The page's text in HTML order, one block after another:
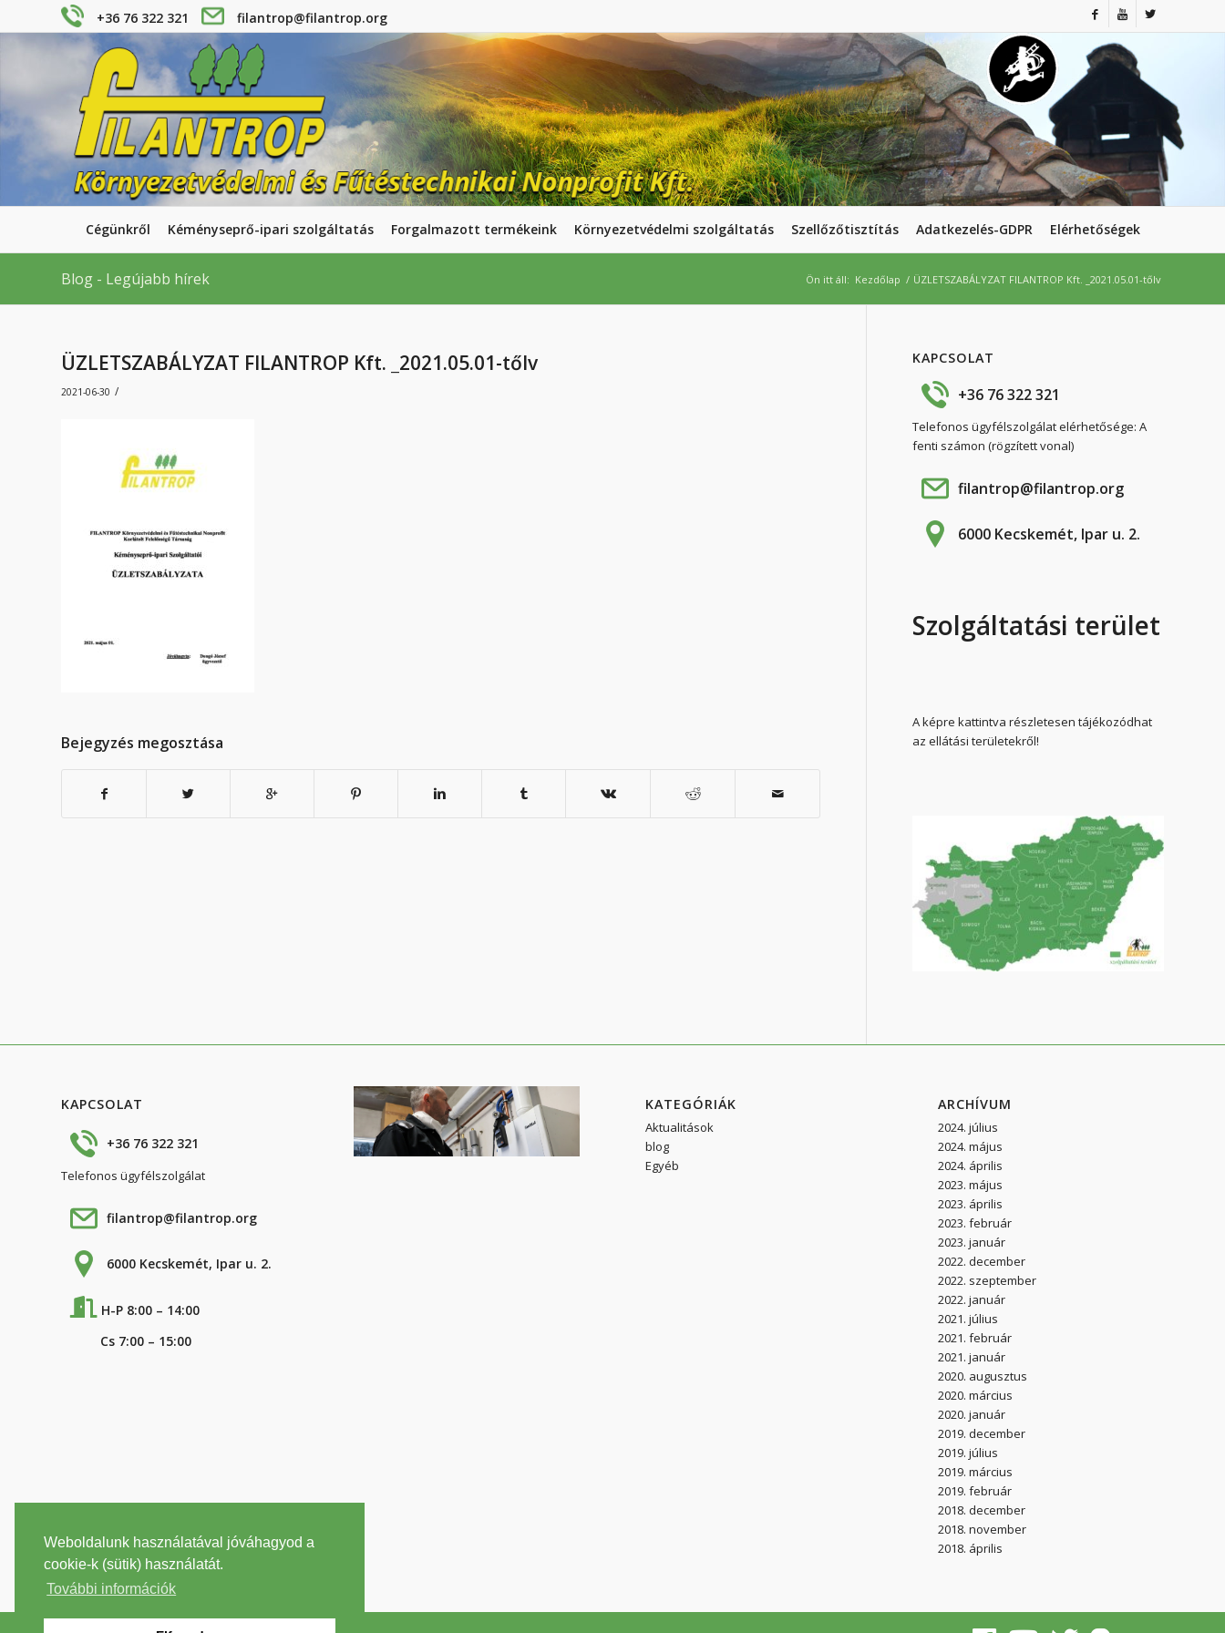
Weboldalunk használatával jóváhagyod a
cookie-k (sütik) használatát.
További információk
+36 76 322 321 filantrop@filantrop.org
Cégünkről Kéményseprő-ipari szolgáltatás Forgalmazott termékeink Környezetvédelmi szolgáltatás Szellőzőtisztítás Adatkezelés-GDPR Elérhetőségek
Blog - Legújabb hírek Ön itt áll: Kezdőlap / ÜZLETSZABÁLYZAT FILANTROP Kft. _2021.05.01-tőlv
ÜZLETSZABÁLYZAT FILANTROP Kft. _2021.05.01-tőlv
2021-06-30 /
Bejegyzés megosztása
KAPCSOLAT
+36 76 322 321
Telefonos ügyfélszolgálat elérhetősége: A
fenti számon (rögzített vonal)
filantrop@filantrop.org
6000 Kecskemét, Ipar u. 2.
Szolgáltatási terület
A képre kattintva részletesen tájékozódhat
az ellátási területekről!
KAPCSOLAT
+36 76 322 321
Telefonos ügyfélszolgálat
filantrop@filantrop.org
6000 Kecskemét, Ipar u. 2.
H-P 8:00 – 14:00
Cs 7:00 – 15:00
KATEGÓRIÁK
Aktualitások
blog
Egyéb
ARCHÍVUM
2024. július
2024. május
2024. április
2023. május
2023. április
2023. február
2023. január
2022. december
2022. szeptember
2022. január
2021. július
2021. február
2021. január
2020. augusztus
2020. március
2020. január
2019. december
2019. július
2019. március
2019. február
2018. december
2018. november
2018. április